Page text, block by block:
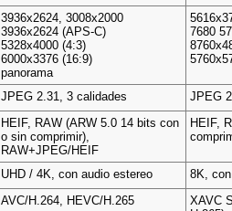
3936x2624, 3008x2000
3936x2624 (APS-C)
5328x4000 (4:3)
6000x3376 (16:9)
panorama
7680
JPEG 2.31, 3 calidades
JPEG
HEIF, RAW (ARW 5.0 14 bits con
o sin comprimir),
RAW+JPEG/HEIF
HEIF,
UHD / 4K, con audio estereo
8K,
AVC/H.264, HEVC/H.265
XAVC